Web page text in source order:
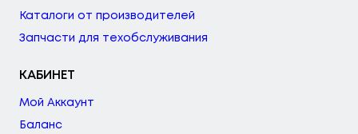
Каталоги от производителей
Запчасти для техобслуживания
КАБИНЕТ
Мой Аккаунт
Баланс